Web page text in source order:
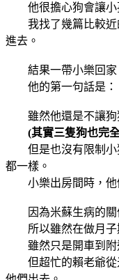
他很擔心狗會讓小
我找了幾篇比較近
進去。
結果一帶小樂回家
他的第一句話是：
雖然他還是不讓狗
(其實三隻狗也完
但是也沒有限制小
都一樣。
小樂出房間時，他
因為米蘇生病的關
所以雖然在做月子
雖然只是開車到附
但超忙的賴老爺從